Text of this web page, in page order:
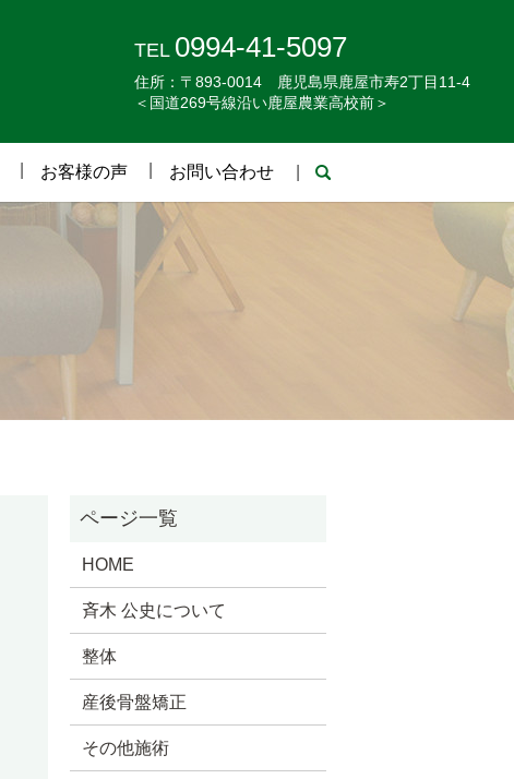
TEL 0994-41-5097
住所：〒893-0014 鹿児島県鹿屋市寿2丁目11-4
＜国道269号線沿い鹿屋農業高校前＞
お客様の声 お問い合わせ
HOME
斉木 公史について
整体
産後骨盤矯正
その他施術